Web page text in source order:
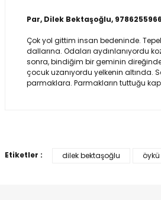
Par, Dilek Bektaşoğlu,
Çok yol gittim insan bedeninde.
dallarına. Odaları aydınlanıyordu
sonra, bindiğim bir geminin direğinde
çocuk uzanıyordu yelkenin altında.
parmaklara. Parmakların tuttuğu
Etiketler : dilek bektaşoğlu